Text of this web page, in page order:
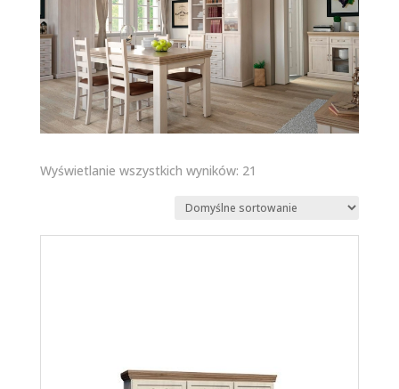
Wyświetlanie wszystkich wyników: 21